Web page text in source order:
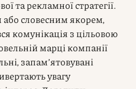
та рекламної стратегії.
або словесним якорем,
комунікація з цільовою
марці компанії
запам’ятовувані
увагу